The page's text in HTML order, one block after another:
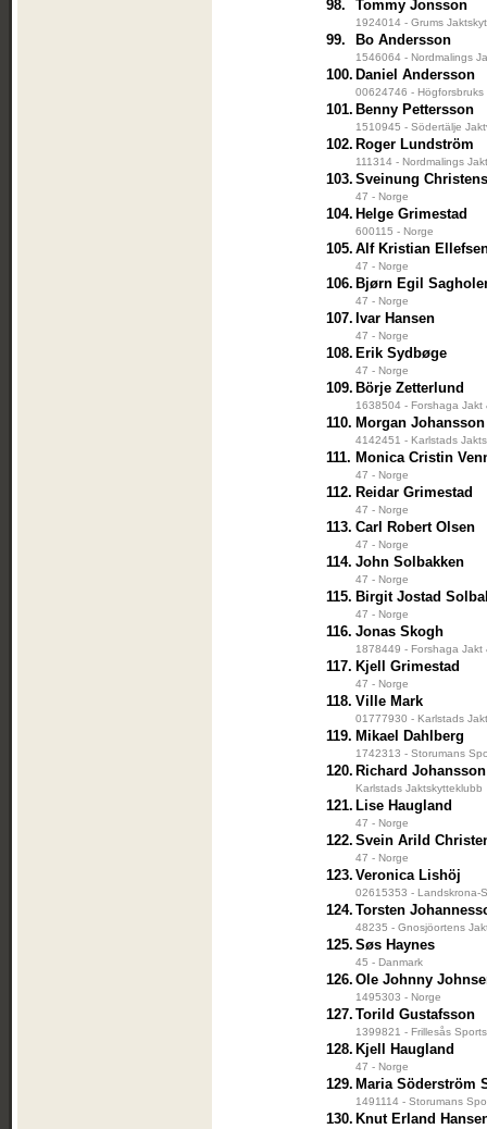
98. Tommy Jonsson
1924014 - Grums
99. Bo Andersson
1546064 - Nordmalings
100. Daniel Andersson
00624746 -
101. Benny Pettersson
1510945 - Södertälje
102. Roger Lundström
111314 - Nordmalings
103. Sveinung
47 - Norge
104. Helge Grimestad
600115 - Norge
105. Alf Kristian
47 - Norge
106. Bjørn Egil
47 - Norge
107. Ivar Hansen
47 - Norge
108. Erik Sydbøge
47 - Norge
109. Börje Zetterlund
1638504 - Forshaga Jakt
110. Morgan Johansson
4142451 - Karlstads
111. Monica Cristin
47 - Norge
112. Reidar Grimestad
47 - Norge
113. Carl Robert Olsen
47 - Norge
114. John Solbakken
47 - Norge
115. Birgit Jostad
47 - Norge
116. Jonas Skogh
1878449 - Forshaga Jakt
117. Kjell Grimestad
47 - Norge
118. Ville Mark
01777930 - Karlstads
119. Mikael Dahlberg
1742313 - Storumans
120. Richard Johansson
Karlstads Jaktskytteklubb
121. Lise Haugland
47 - Norge
122. Svein Arild
47 - Norge
123. Veronica Lishöj
02615353 - Landskrona-
124. Torsten
48235 - Gnosjöortens
125. Søs Haynes
45 - Danmark
126. Ole Johnny
1495303 - Norge
127. Torild Gustafsson
1399821 - Frillesås
128. Kjell Haugland
47 - Norge
129. Maria Söderström
1491114 - Storumans
130. Knut Erland